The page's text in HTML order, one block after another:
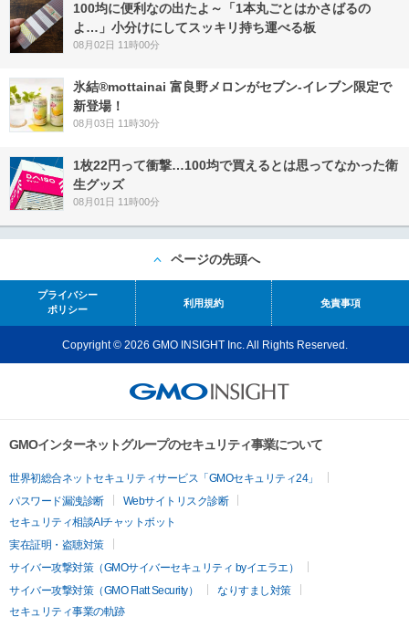
100均に便利なの出たよ～「1本丸ごとはかさばるの
よ…」小分けにしてスッキリ持ち運べる板
08月02日 11時00分
氷結®mottainai 富良野メロンがセブン‐イレブン限定で
新登場！
08月03日 11時30分
1枚22円って衝撃…100均で買えるとは思ってなかった衛
生グッズ
08月01日 11時00分
ページの先頭へ
プライバシー
ポリシー
利用規約 免責事項
Copyright © 2026 GMO INSIGHT Inc. All Rights Reserved.
GMOインターネットグループのセキュリティ事業について
世界初総合ネットセキュリティサービス「GMOセキュリティ24」
パスワード漏洩診断
Webサイトリスク診断
セキュリティ相談AIチャットボット
実在証明・盗聴対策
サイバー攻撃対策（GMOサイバーセキュリティ byイエラエ）
サイバー攻撃対策（GMO Flatt Security）
なりすまし対策
セキュリティ事業の軌跡